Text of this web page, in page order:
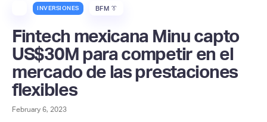
INVERSIONES BFM 👔
Fintech mexicana Minu capto
US$30M para competir en el
mercado de las prestaciones
flexibles
February 6, 2023